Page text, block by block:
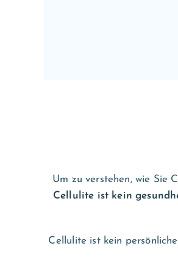
Um zu verstehen, wie Sie
Cellulite ist kein
Cellulite ist kein